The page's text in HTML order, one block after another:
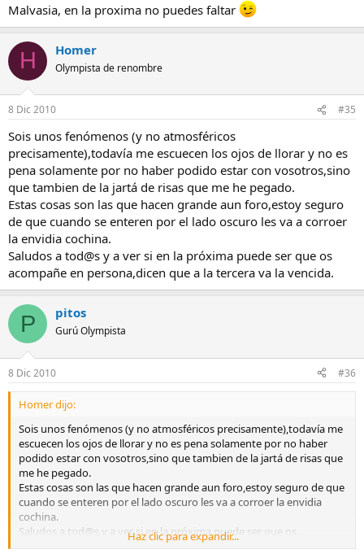
Malvasia, en la proxima no puedes faltar
H Homer
Olympista de renombre
8 Dic 2010 #35
Sois unos fenómenos (y no atmosféricos
precisamente),todavía me escuecen los ojos de llorar y no es
pena solamente por no haber podido estar con vosotros,sino
que tambien de la jartá de risas que me he pegado.
Estas cosas son las que hacen grande aun foro,estoy seguro
de que cuando se enteren por el lado oscuro les va a corroer
la envidia cochina.
Saludos a tod@s y a ver si en la próxima puede ser que os
acompañe en persona,dicen que a la tercera va la vencida.
P pitos
Gurú Olympista
8 Dic 2010 #36
Homer dijo:
Sois unos fenómenos (y no atmosféricos precisamente),todavía me
escuecen los ojos de llorar y no es pena solamente por no haber
podido estar con vosotros,sino que tambien de la jartá de risas que
me he pegado.
Estas cosas son las que hacen grande aun foro,estoy seguro de que
cuando se enteren por el lado oscuro les va a corroer la envidia
cochina.
Saludos a tod@s y a ver si en la próxima puede ser que os
acompañe en persona,dicen que a la tercera va la vencida.
Haz clic para expandir...